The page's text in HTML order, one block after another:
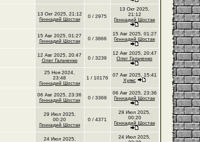
13 Окт 2025, 21:12
Геннадий Шостак
0 / 2975
13 Окт 2025,
21:12
Геннадий Шостак
15 Авг 2025, 01:27
Геннадий Шостак
0 / 3866
15 Авг 2025, 01:27
Геннадий Шостак
12 Авг 2025, 20:47
Олег Гальченко
0 / 3239
12 Авг 2025, 20:47
Олег Гальченко
25 Ноя 2024,
23:48
Геннадий Шостак
1 / 10176
07 Авг 2025, 15:41
Хуякс
06 Авг 2025, 23:36
Геннадий Шостак
0 / 3369
06 Авг 2025, 23:36
Геннадий Шостак
29 Июл 2025,
00:20
Геннадий Шостак
0 / 4371
29 Июл 2025,
00:20
Геннадий Шостак
24 Июл 2025,
24 Июл 2025,